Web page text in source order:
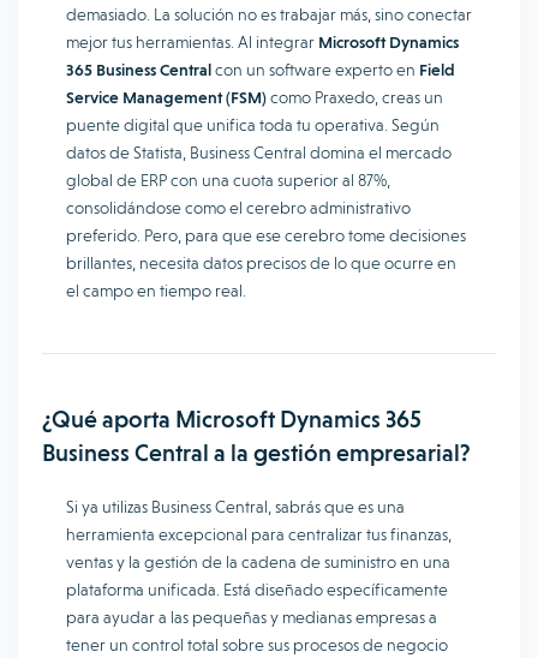
demasiado. La solución no es trabajar más, sino conectar
mejor tus herramientas. Al integrar Microsoft Dynamics
365 Business Centralcon un software experto en Field
Service Management (FSM)como Praxedo, creas un
puente digital que unifica toda tu operativa. Según
datos de Statista, Business Central domina el mercado
global de ERP con una cuota superior al 87%,
consolidándose como el cerebro administrativo
preferido. Pero, para que ese cerebro tome decisiones
brillantes, necesita datos precisos de lo que ocurre en
el campo en tiempo real.
¿Qué aporta Microsoft Dynamics 365
Business Central a la gestión empresarial?
Si ya utilizas Business Central, sabrás que es una
herramienta excepcional para centralizar tus finanzas,
ventas y la gestión de la cadena de suministro en una
plataforma unificada. Está diseñado específicamente
para ayudar a las pequeñas y medianas empresas a
tener un control total sobre sus procesos de negocio